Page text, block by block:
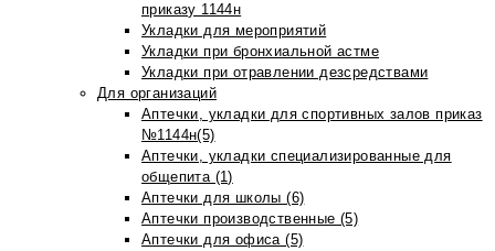
приказу 1144н
Укладки для мероприятий
Укладки при бронхиальной астме
Укладки при отравлении дезсредствами
Для организаций
Аптечки, укладки для спортивных залов приказ
№1144н(5)
Аптечки, укладки специализированные для
общепита (1)
Аптечки для школы (6)
Аптечки производственные (5)
Аптечки для офиса (5)